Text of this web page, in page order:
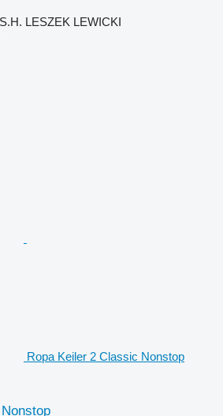
LESZEK LEWICKI
Ropa Keiler 2 Classic Nonstop